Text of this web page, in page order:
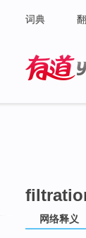
词典
网络释义